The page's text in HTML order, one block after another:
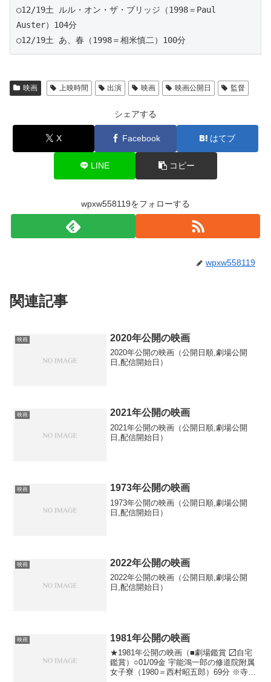
○12/19土 ルル・オン・ザ・ブリッジ（1998＝Paul
Auster）104分
○12/19土 あ、春（1998＝相米慎二）100分
映画 上映時間 出演 映画 映画公開日 監督
シェアする
X Facebook はてブ
LINE コピー
wpxw558119をフォローする
wpxw558119
関連記事
映画 2020年公開の映画
2020年公開の映画（公開日順,劇場公開
日,配信開始日）
映画 2021年公開の映画
2021年公開の映画（公開日順,劇場公開
日,配信開始日）
映画 1973年公開の映画
1973年公開の映画（公開日順,劇場公開
日,配信開始日）
映画 2022年公開の映画
2022年公開の映画（公開日順,劇場公開
日,配信開始日）
映画 1981年公開の映画
★1981年公開の映画（■劇場鑑賞 〼自宅
鑑賞）○01/09金 宇能鴻一郎の修道院附属
女子寮（1980＝西村昭五郎）69分 ※寺島